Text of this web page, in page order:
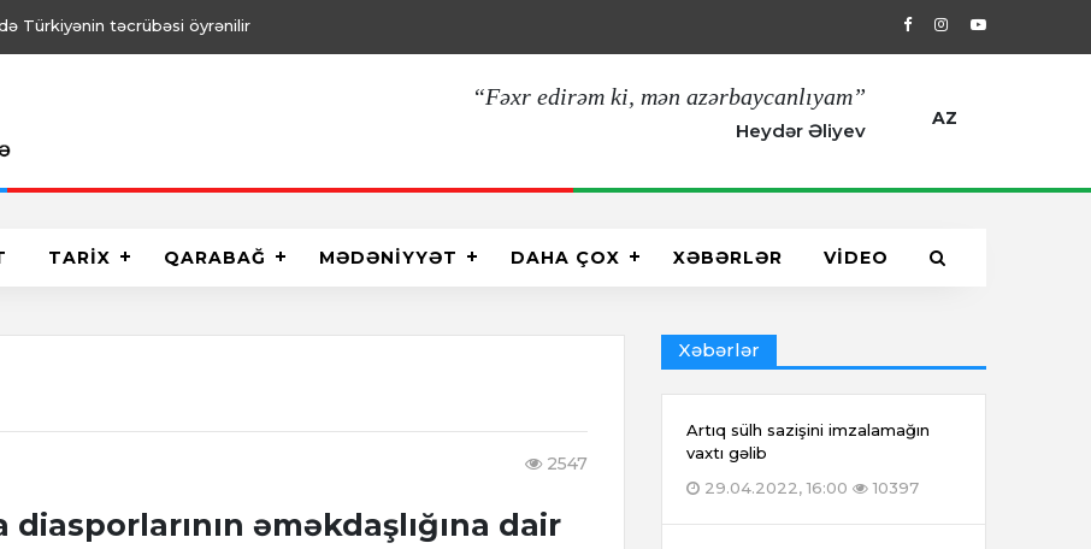
Türkiyənin təcrübəsi öyrənilir 29.04.2022, 16:00 Artıq sülh
“Fəxr edirəm ki, mən azərbaycanlıyam”
Heydər Əliyev
AZ
TARİX QARABAĞ MƏDƏNİYYƏT DAHA ÇOX XƏBƏRLƏR VİDEO
2547
əməkdaşlığına dair
Xəbərlər
Artıq sülh sazişini imzalamağın
vaxtı gəlib
29.04.2022, 16:00
10397